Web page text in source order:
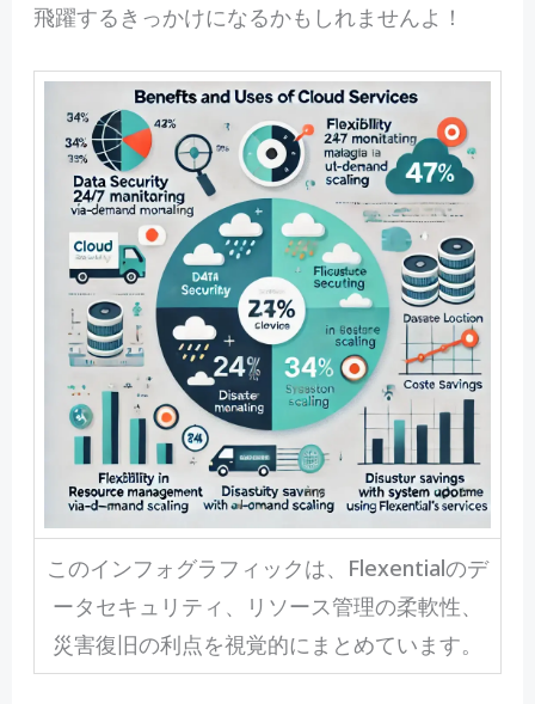
飛躍するきっかけになるかもしれませんよ！
このインフォグラフィックは、Flexentialのデ
ータセキュリティ、リソース管理の柔軟性、
災害復旧の利点を視覚的にまとめています。